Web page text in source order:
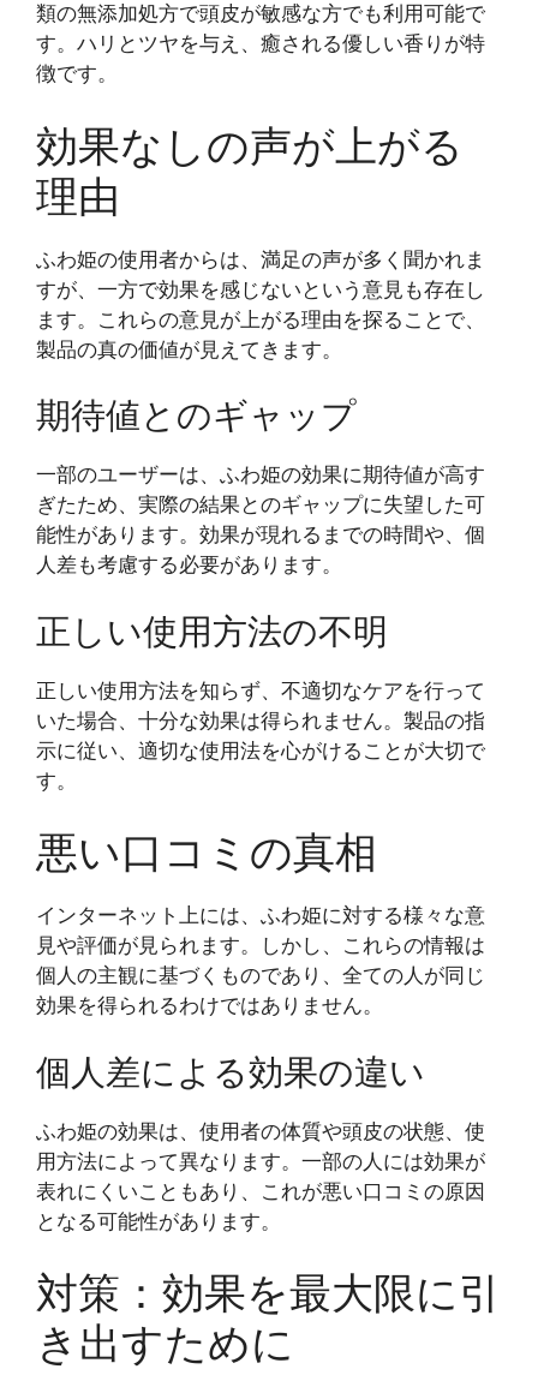
類の無添加処方で頭皮が敏感な方でも利用可能で
す。ハリとツヤを与え、癒される優しい香りが特
徴です。
効果なしの声が上がる
理由
ふわ姫の使用者からは、満足の声が多く聞かれま
すが、一方で効果を感じないという意見も存在し
ます。これらの意見が上がる理由を探ることで、
製品の真の価値が見えてきます。
期待値とのギャップ
一部のユーザーは、ふわ姫の効果に期待値が高す
ぎたため、実際の結果とのギャップに失望した可
能性があります。効果が現れるまでの時間や、個
人差も考慮する必要があります。
正しい使用方法の不明
正しい使用方法を知らず、不適切なケアを行って
いた場合、十分な効果は得られません。製品の指
示に従い、適切な使用法を心がけることが大切で
す。
悪い口コミの真相
インターネット上には、ふわ姫に対する様々な意
見や評価が見られます。しかし、これらの情報は
個人の主観に基づくものであり、全ての人が同じ
効果を得られるわけではありません。
個人差による効果の違い
ふわ姫の効果は、使用者の体質や頭皮の状態、使
用方法によって異なります。一部の人には効果が
表れにくいこともあり、これが悪い口コミの原因
となる可能性があります。
対策：効果を最大限に引
き出すために